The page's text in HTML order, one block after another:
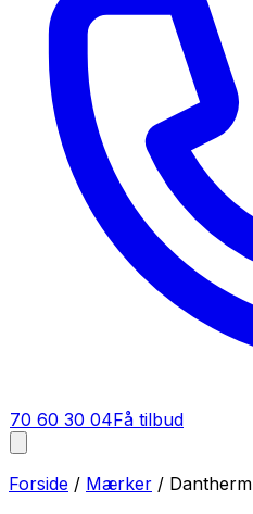
70 60 30 04Få tilbud
Forside / Mærker / Dantherm